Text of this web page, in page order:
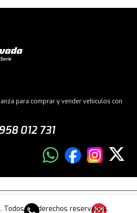
para comprar y vender vehículos con
958 012 731
los derechos reservados.